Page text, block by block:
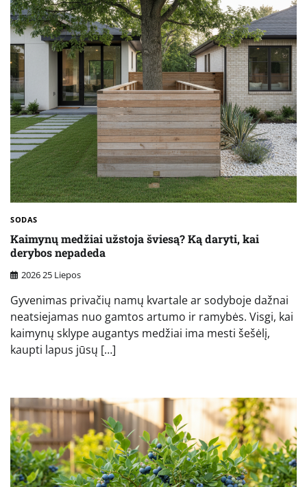
SODAS
Kaimynų medžiai užstoja šviesą? Ką daryti, kai
derybos nepadeda
2026 25 Liepos
Gyvenimas privačių namų kvartale ar sodyboje dažnai
neatsiejamas nuo gamtos artumo ir ramybės. Visgi, kai
kaimynų sklype augantys medžiai ima mesti šešėlį,
kaupti lapus jūsų […]